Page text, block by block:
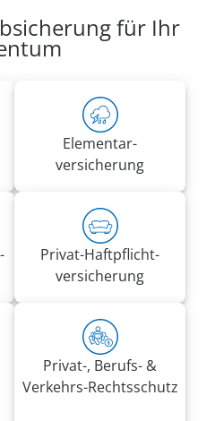
für Ihr
Elementar­
versicherung
Privat-Haft­pflicht­
versicherung
Privat-, Berufs- &
Verkehrs-Rechtsschutz